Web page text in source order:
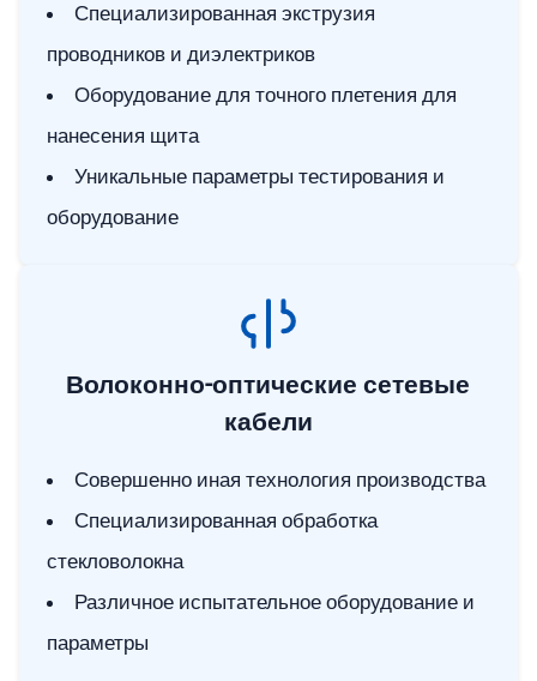
Специализированная экструзия
проводников и диэлектриков
Оборудование для точного плетения для
нанесения щита
Уникальные параметры тестирования и
оборудование
Волоконно-оптические сетевые
кабели
Совершенно иная технология производства
Специализированная обработка
стекловолокна
Различное испытательное оборудование и
параметры